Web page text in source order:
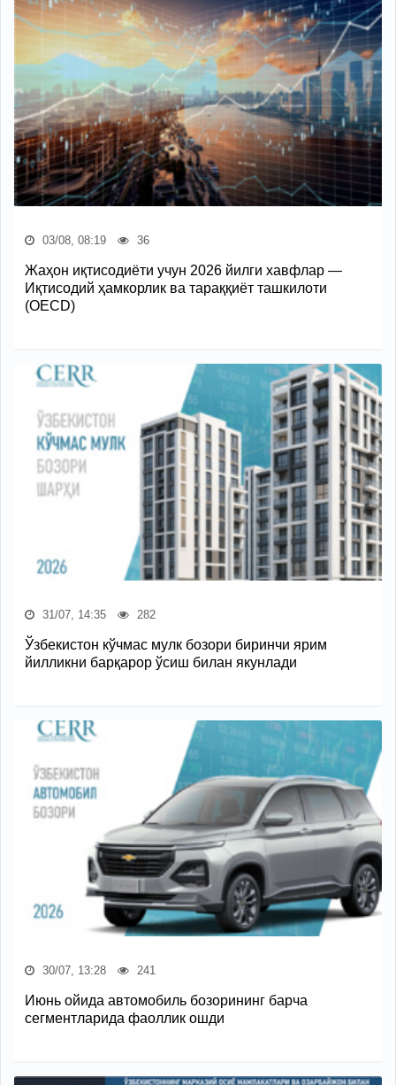
03/08, 08:19 36
Жаҳон иқтисодиёти учун 2026 йилги хавфлар —
Иқтисодий ҳамкорлик ва тараққиёт ташкилоти
(OECD)
31/07, 14:35 282
Ўзбекистон кўчмас мулк бозори биринчи ярим
йилликни барқарор ўсиш билан якунлади
30/07, 13:28 241
Июнь ойида автомобиль бозорининг барча
сегментларида фаоллик ошди